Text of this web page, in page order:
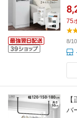
収
モ
ク
75
8/
バ